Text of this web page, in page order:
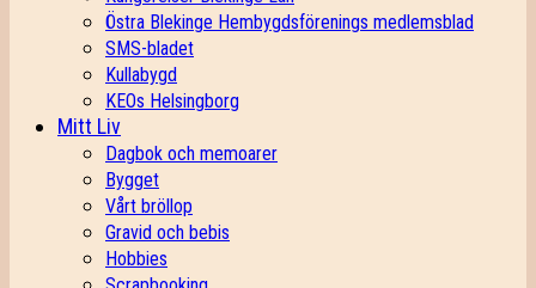
Östra Blekinge Hembygdsförenings medlemsblad
SMS-bladet
Kullabygd
KEOs Helsingborg
Mitt Liv
Dagbok och memoarer
Bygget
Vårt bröllop
Gravid och bebis
Hobbies